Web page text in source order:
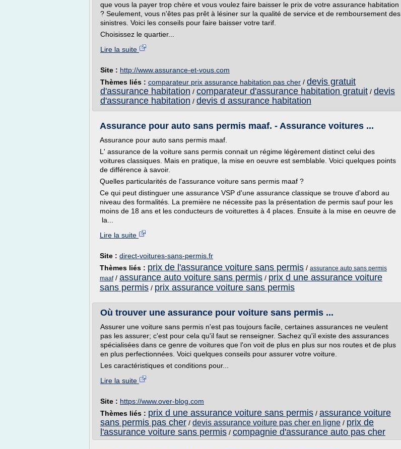
que vous la payer trop chère et vous voulez faire baisser le prix de votre assurance habitation
? Seulement, vous n'êtes pas prêt à lésiner sur la qualité de service et de remboursement des
sinistres. Voici les conseils pour faire baisser votre tarif.
Choisissez le quartier...
Lire la suite
Site : http://www.assurance-et-vous.com
Thèmes liés : comparateur prix assurance habitation pas cher / devis gratuit
d'assurance habitation / comparateur d'assurance habitation gratuit / devis
d'assurance habitation / devis d assurance habitation
Assurance pour auto sans permis maaf. - Assurance voitures ...
Assurance pour auto sans permis maaf.
L' assurance de la voiture sans permis connait un régime légèrement distinct celui des
voitures classiques. Mais en pratique, la mise en oeuvre est semblable. Voici quelques points
de différence à savoir.
Quelles particularités de l'assurance voiture sans permis maaf ?
Ce qui peut distinguer une assurance VSP d'une assurance classique se trouve d'abord au
niveau des formalités. La première ne nécessite pas la présentation de permis sauf pour les
moins de 18 ans et les conducteurs de voiturettes à 4 places. Ensuite à la mise en oeuvre de
la...
Lire la suite
Site : direct-voitures-sans-permis.fr
Thèmes liés : prix de l'assurance voiture sans permis / assurance auto sans permis
maaf/ assurance auto voiture sans permis / prix d une assurance voiture
sans permis / prix assurance voiture sans permis
Où trouver une assurance pour voiture sans permis ...
Assurer une voiture sans permis n'est pas toujours facile, certaines assurances ne veulent
pas les assurer; c'est pour cela qu'il faut se renseigner. Sachez qu'il existe des assurances
spécialisées dans ce genre de voitures que l'on voit de plus en plus sur nos routes et de plus
en plus perfectionnées. Voici quelques conseils pour assurer votre voiture.
Les caractéristiques et conditions pour...
Lire la suite
Site : https://www.over-blog.com
Thèmes liés : prix d une assurance voiture sans permis / assurance voiture
sans permis pas cher / devis assurance voiture pas cher en ligne / prix de
l'assurance voiture sans permis / compagnie d'assurance auto pas cher